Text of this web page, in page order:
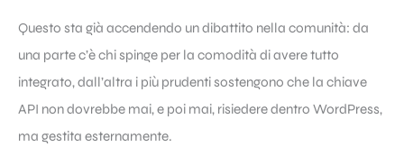
Questo sta già accendendo un dibattito nella comunità: da
una parte c’è chi spinge per la comodità di avere tutto
integrato, dall’altra i più prudenti sostengono che la chiave
API non dovrebbe mai, e poi mai, risiedere dentro WordPress,
ma gestita esternamente.